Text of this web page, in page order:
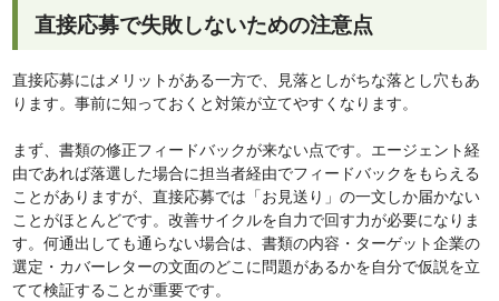
直接応募で失敗しないための注意点
直接応募にはメリットがある一方で、見落としがちな落とし穴もあ
ります。事前に知っておくと対策が立てやすくなります。
まず、書類の修正フィードバックが来ない点です。エージェント経
由であれば落選した場合に担当者経由でフィードバックをもらえる
ことがありますが、直接応募では「お見送り」の一文しか届かない
ことがほとんどです。改善サイクルを自力で回す力が必要になりま
す。何通出しても通らない場合は、書類の内容・ターゲット企業の
選定・カバーレターの文面のどこに問題があるかを自分で仮説を立
てて検証することが重要です。